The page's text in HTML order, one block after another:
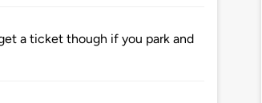
a ticket though if you park and